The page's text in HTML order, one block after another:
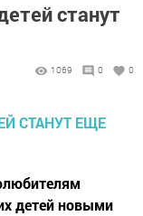
станут
1069 0 0
детей новыми